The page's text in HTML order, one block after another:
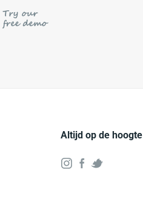
Altijd op de hoogte